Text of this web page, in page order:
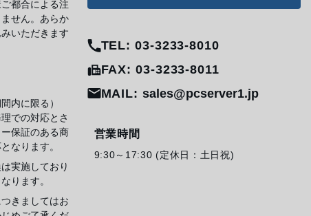
都合による注
せん。あらか
いただきます
内に限る）
での対応とさ
保証のある商
なります。
実施しており
ります。
きましてはお
TEL: 03-3233-8010
FAX: 03-3233-8011
MAIL: sales@pcserver1.jp
営業時間
9:30～17:30 (定休日：土日祝)